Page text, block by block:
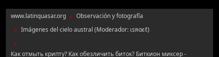
www.latinquasar.org ► Observación y fotografía
► Imágenes del cielo austral (Moderador: ιѕяαєℓ)
►
Как отмыть крипту? Как обезличить биток? Биткион миксер -